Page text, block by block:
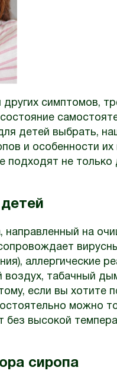
симптомов,
детей выбрать,
и особенности
подходят не
на
аллергические
табачный
если вы хотите
можно
высокой
сиропа